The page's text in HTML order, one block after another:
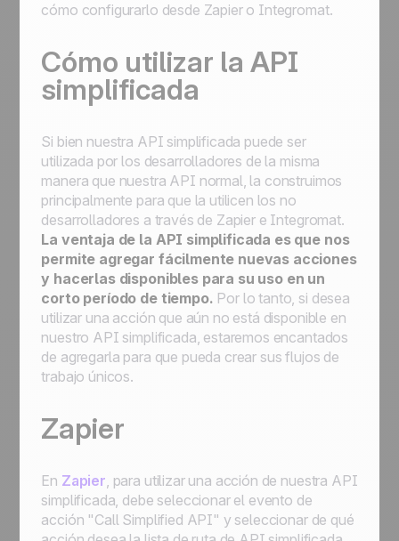
cómo configurarlo desde Zapier o Integromat.
Cómo utilizar la API
simplificada
Si bien nuestra API simplificada puede ser
utilizada por los desarrolladores de la misma
manera que nuestra API normal, la construimos
principalmente para que la utilicen los no
desarrolladores a través de Zapier e Integromat.
La ventaja de la API simplificada es que nos
permite agregar fácilmente nuevas acciones
y hacerlas disponibles para su uso en un
corto período de tiempo. Por lo tanto, si desea
utilizar una acción que aún no está disponible en
nuestro API simplificada, estaremos encantados
de agregarla para que pueda crear sus flujos de
trabajo únicos.
Zapier
En Zapier, para utilizar una acción de nuestra API
simplificada, debe seleccionar el evento de
acción "Call Simplified API" y seleccionar de qué